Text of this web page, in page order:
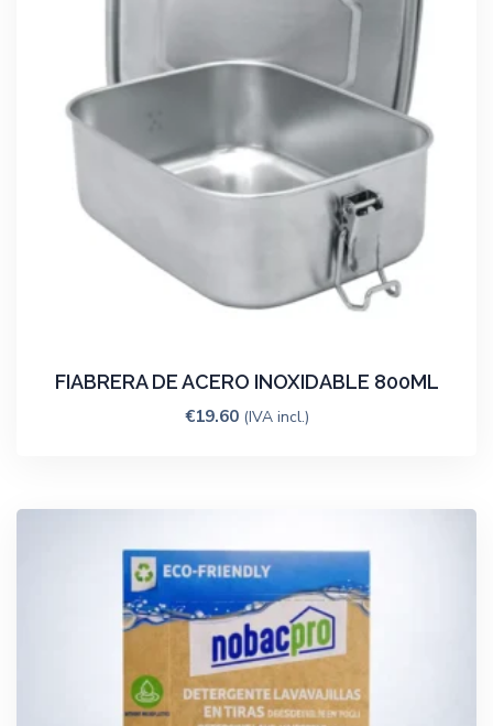
FIABRERA DE ACERO INOXIDABLE 800ML
€19.60 (IVA incl.)